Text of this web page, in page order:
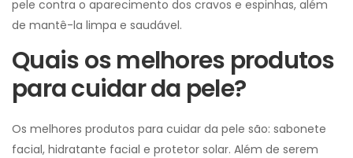
pele contra o aparecimento dos cravos e espinhas, além
de mantê-la limpa e saudável.
Quais os melhores produtos
para cuidar da pele?
Os melhores produtos para cuidar da pele são: sabonete
facial, hidratante facial e protetor solar. Além de serem